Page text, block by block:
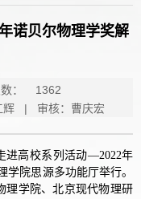
诺贝尔物理学奖解
：
1362
辉 | 审核：曹庆宏
进高校系列活动—2022年
学院思源多功能厅举行。
理学院、北京现代物理研